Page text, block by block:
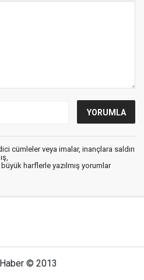
cümleler veya imalar, inançlara saldırı
harflerle yazılmış yorumlar
© 2013